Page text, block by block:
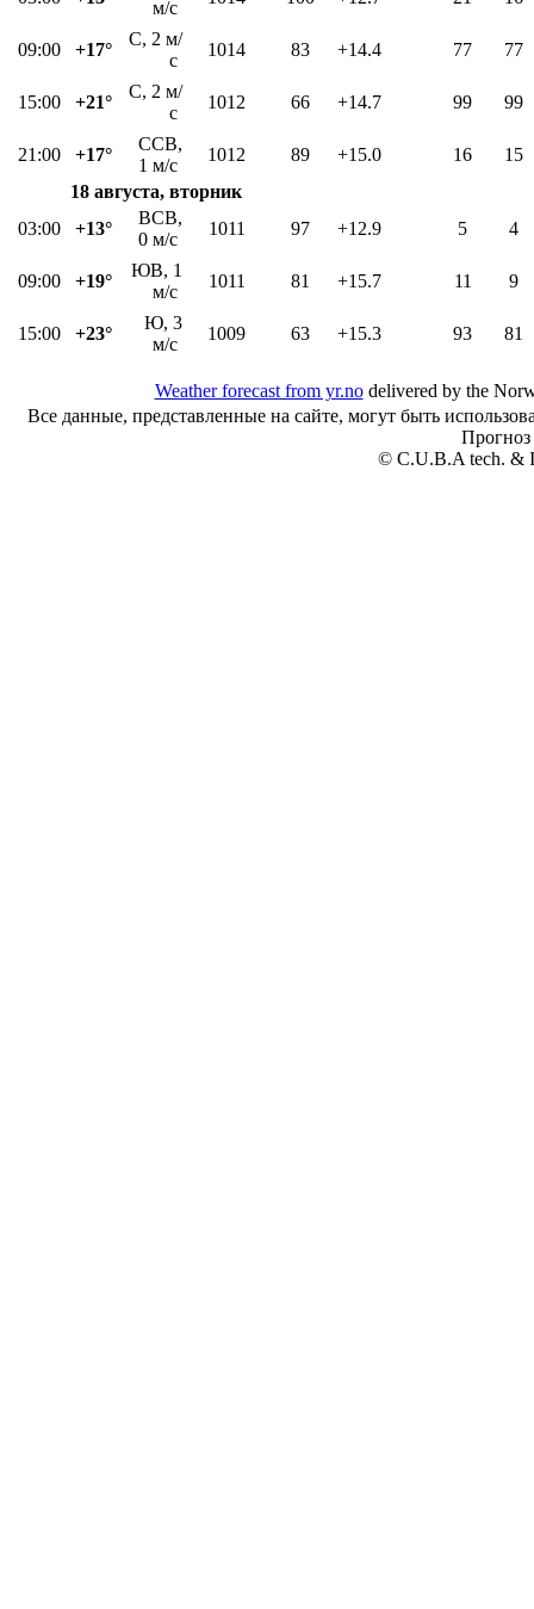
м/с
09:00 +17°
С, 2 м/
с
1014 83 +14.4 77 77
15:00 +21°
С, 2 м/
с
1012 66 +14.7 99 99
21:00 +17°
ССВ,
1 м/с
1012 89 +15.0 16
15
18 августа, вторник
03:00
+13°
ВСВ,
0 м/с
1011 97 +12.9 5 4
09:00 +19°
ЮВ, 1
м/с
1011 81 +15.7 11 9
15:00 +23°
Ю, 3
м/с
1009 63 +15.3 93 81
Weather forecast from yr.nodelivered by the
Все данные, представленные на сайте, могут быть
© C.U.B.A tech. &